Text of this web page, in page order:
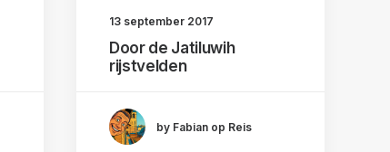
13 september 2017
Door de Jatiluwih
rijstvelden
by Fabian op Reis